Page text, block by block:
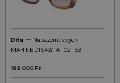
Dita — Napszemüvegek
MAHINE DTS437-A - 02 - 53
189 000 Ft